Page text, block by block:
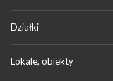
Działki
Lokale, obiekty